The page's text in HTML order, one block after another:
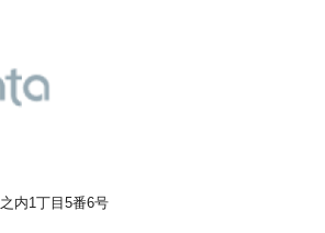
内1丁目5番6号